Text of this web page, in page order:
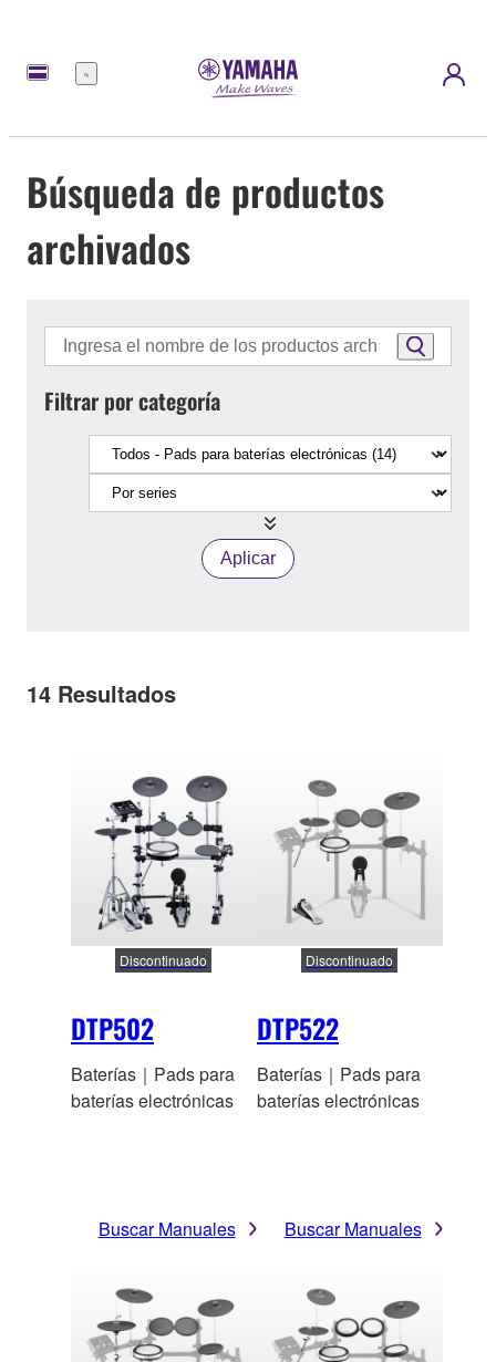
Menú
Búsqueda de productos
archivados
Filtrar por categoría
Aplicar
14 Resultados
DTP502
Discontinuado
Baterías｜Pads para
baterías electrónicas
Buscar Manuales
DTP522
Discontinuado
Baterías｜Pads para
baterías electrónicas
Buscar Manuales